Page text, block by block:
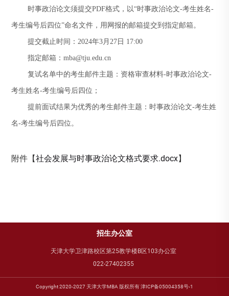
时事政治论文须提交PDF格式，以“时事政治论文-考生姓名-
考生编号后四位”命名文件，用网报的邮箱提交到指定邮箱。
提交截止时间：2024年3月27日 17:00
指定邮箱：mba@tju.edu.cn
复试名单中的考生邮件主题：资格审查材料-时事政治论文-
考生姓名-考生编号后四位；
提前面试结果为优秀的考生邮件主题：时事政治论文-考生姓
名-考生编号后四位。
附件【社会发展与时事政治论文格式要求.docx】
招生办公室
天津大学卫津路校区第25教学楼B区103办公室
022-27402355
Copyright 2020-2027 天津大学MBA 版权所有 津ICP备05004358号-1